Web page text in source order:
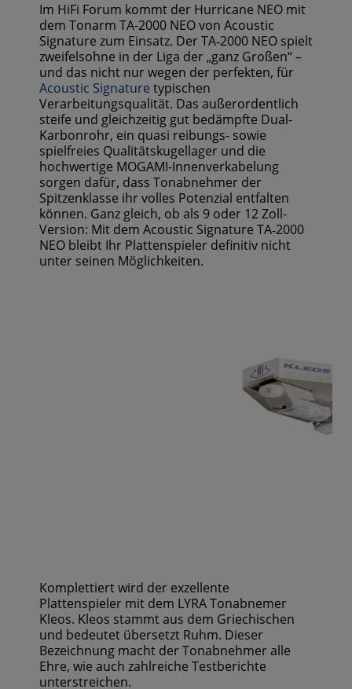
Im HiFi Forum kommt der Hurricane NEO mit
dem Tonarm TA-2000 NEO von Acoustic
Signature zum Einsatz. Der TA‑2000 NEO spielt
zweifelsohne in der Liga der „ganz Großen“ –
und das nicht nur wegen der perfekten, für
Acoustic Signature typischen
Verarbeitungsqualität. Das außerordentlich
steife und gleichzeitig gut bedämpfte Dual-
Karbonrohr, ein quasi reibungs- sowie
spielfreies Qualitätskugellager und die
hochwertige MOGAMI-Innenverkabelung
sorgen dafür, dass Tonabneh­mer der
Spitzenklasse ihr volles Potenzial entfalten
können. Ganz gleich, ob als 9 oder 12 Zoll-
Version: Mit dem Acoustic Signature TA‑2000
NEO bleibt Ihr Plattenspieler definitiv nicht
unter seinen Möglichkeiten.
Komplettiert wird der exzellente
Plattenspieler mit dem LYRA Tonabnemer
Kleos. Kleos stammt aus dem Griechischen
und bedeutet übersetzt Ruhm. Dieser
Bezeichnung macht der Tonabnehmer alle
Ehre, wie auch zahlreiche Testberichte
unterstreichen.